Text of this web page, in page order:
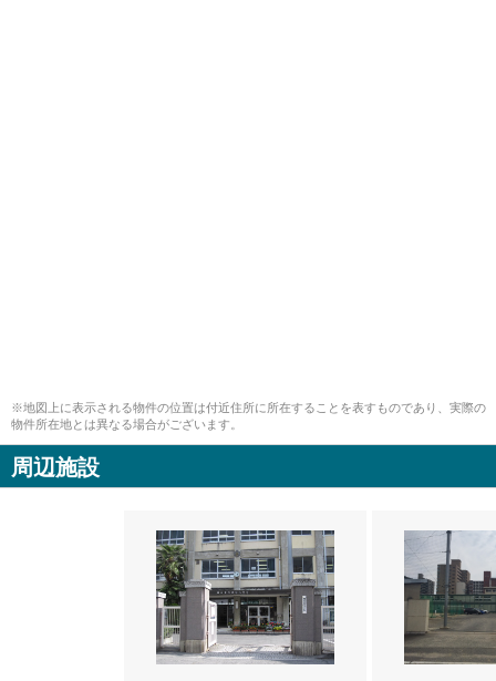
※地図上に表示される物件の位置は付近住所に所在することを表すものであり、実際の
物件所在地とは異なる場合がございます。
周辺施設